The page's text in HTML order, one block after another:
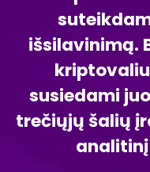
išsilavinimą.
susiedami
trečiųjų šalių